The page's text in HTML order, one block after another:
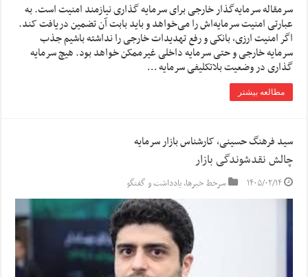
سرمقاله سرمایه‌گذار خارجی برای سرمایه گذاری نیازمند امنیت است. به
عبارتی امنیت سرمایه‌اش را می‌خواهد و باید بابت آن تضمین دریافت کند.
اگر امنیت ارزی، بانکی و رفع تهدیدات خارجی را نداشته باشیم جذب
سرمایه خارجی و حتی سرمایه داخلی غیرممکن خواهد بود. هیچ سرمایه
گذاری در وضعیت بلاتکلیفی سرمایه …
مطالعه بیشتر
سید فرهنگ حسینی، کارشناس بازار سرمایه
چالش نقدشوندگی بازار
۱۴۰۵/۰۲/۱۴ سرخط خبرها,یادداشت و گفتگو